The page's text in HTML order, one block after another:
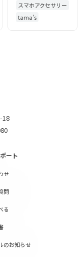
スマホアクセサリー
tama's
18
ート
せ
問
る
のお知らせ